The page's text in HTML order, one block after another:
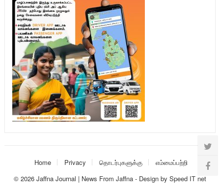
Home Privacy தொடர்புகளுக்கு
எம்மைப்பற்றி
© 2026 Jaffna Journal | News From Jaffna- Design by Speed IT net